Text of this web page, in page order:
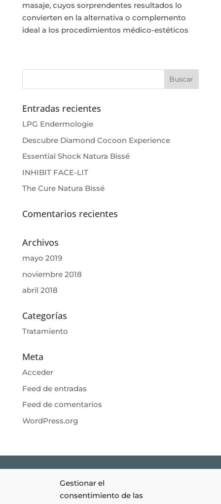
Gestionar el
consentimiento de las
masaje, cuyos sorprendentes resultados lo
convierten en la alternativa o complemento
ideal a los procedimientos médico-estéticos
Entradas recientes
LPG Endermologie
Descubre Diamond Cocoon Experience
Essential Shock Natura Bissé
INHIBIT FACE-LIT
The Cure Natura Bissé
Comentarios recientes
Archivos
mayo 2019
noviembre 2018
abril 2018
Categorías
Tratamiento
Meta
Acceder
Feed de entradas
Feed de comentarios
WordPress.org
Política de privacidad| Política de Cookies